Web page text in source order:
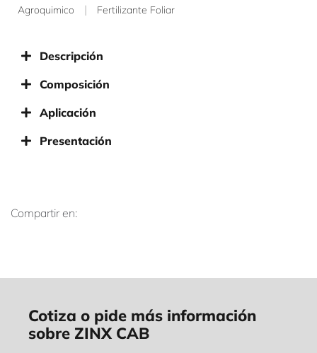
Agroquimico | Fertilizante Foliar
Descripción
Composición
Aplicación
Presentación
Compartir en:
Cotiza o pide más información
sobre ZINX CAB